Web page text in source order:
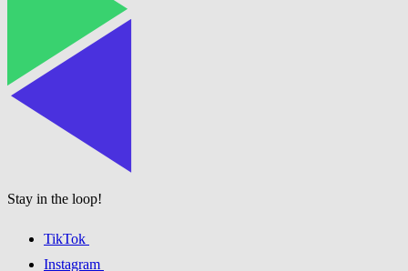
Stay in the loop!
TikTok
Instagram